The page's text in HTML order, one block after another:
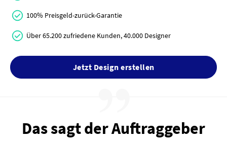
100% Preisgeld-zurück-Garantie
Über 65.200 zufriedene Kunden, 40.000 Designer
Jetzt Design erstellen
Das sagt der Auftraggeber